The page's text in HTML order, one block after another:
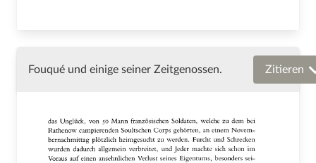
Fouqué und einige seiner Zeitgenossen. Zitieren